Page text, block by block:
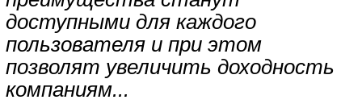
доступными для каждого
пользователя и при этом
позволят увеличить доходность
компаниям...